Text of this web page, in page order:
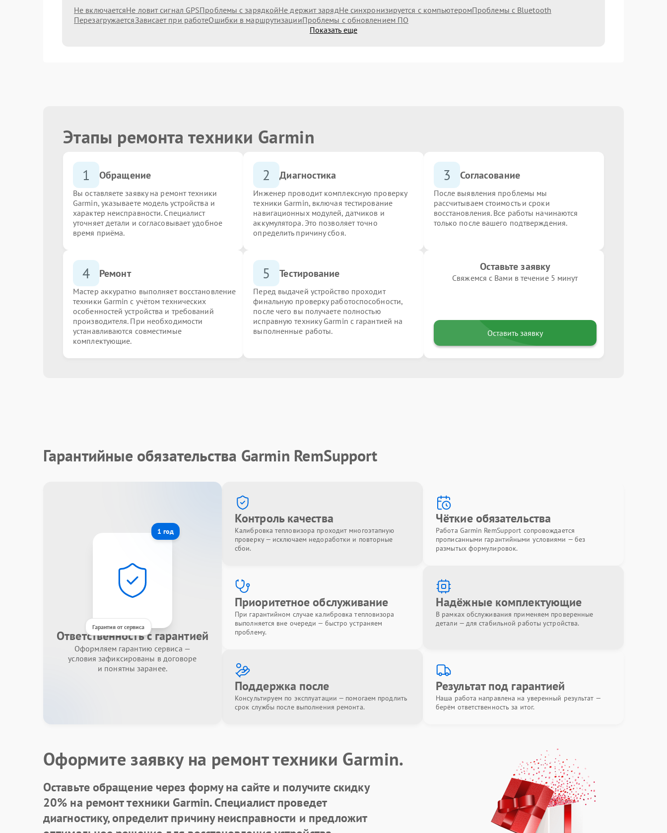
Не включаетсяНе ловит сигнал GPSПроблемы с зарядкойНе держит зарядНе синхронизируется с компьютеромПроблемы с Bluetooth
ПерезагружаетсяЗависает при работеОшибки в маршрутизацииПроблемы с обновлением ПО
Показать еще
Этапы ремонта техники Garmin
1 Обращение
Вы оставляете заявку на ремонт техники
Garmin, указываете модель устройства и
характер неисправности. Специалист
уточняет детали и согласовывает удобное
время приёма.
2 Диагностика
Инженер проводит комплексную проверку
техники Garmin, включая тестирование
навигационных модулей, датчиков и
аккумулятора. Это позволяет точно
определить причину сбоя.
3 Согласование
После выявления проблемы мы
рассчитываем стоимость и сроки
восстановления. Все работы начинаются
только после вашего подтверждения.
4 Ремонт
Мастер аккуратно выполняет восстановление
техники Garmin с учётом технических
особенностей устройства и требований
производителя. При необходимости
устанавливаются совместимые
комплектующие.
5 Тестирование
Перед выдачей устройство проходит
финальную проверку работоспособности,
после чего вы получаете полностью
исправную технику Garmin с гарантией на
выполненные работы.
Оставьте заявку
Свяжемся с Вами в течение 5 минут
Оставить заявку
Гарантийные обязательства Garmin RemSupport
1 год
Гарантия от сервиса
Ответственность с гарантией
Оформляем гарантию сервиса —
условия зафиксированы в договоре
и понятны заранее.
Контроль качества
Калибровка тепловизора проходит многоэтапную
проверку — исключаем недоработки и повторные
сбои.
Чёткие обязательства
Работа Garmin RemSupport сопровождается
прописанными гарантийными условиями — без
размытых формулировок.
Приоритетное обслуживание
При гарантийном случае калибровка тепловизора
выполняется вне очереди — быстро устраняем
проблему.
Надёжные комплектующие
В рамках обслуживания применяем проверенные
детали — для стабильной работы устройства.
Поддержка после
Консультируем по эксплуатации — помогаем продлить
срок службы после выполнения ремонта.
Результат под гарантией
Наша работа направлена на уверенный результат —
берём ответственность за итог.
Оформите заявку на ремонт техники Garmin.
Оставьте обращение через форму на сайте и получите скидку
20% на ремонт техники Garmin. Специалист проведет
диагностику, определит причину неисправности и предложит